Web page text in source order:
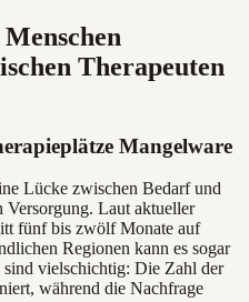
Therapeuten
Mangelware
Lücke zwischen Bedarf und
Versorgung. Laut aktueller
fünf bis zwölf Monate auf
Regionen kann es sogar
vielschichtig: Die Zahl der
während die Nachfrage